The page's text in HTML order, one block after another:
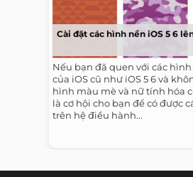
Cài đặt các hình nền iOS 5 6
Nếu bạn đã quen với các
của iOS cũ như iOS 5 6 và
hình màu mè và nữ tính hóa
là cơ hội cho bạn để có được
trên hệ điều hành...